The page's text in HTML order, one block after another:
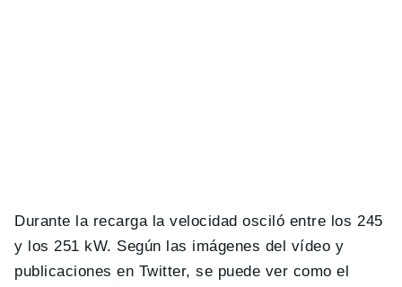
Durante la recarga la velocidad osciló entre los 245
y los 251 kW. Según las imágenes del vídeo y
publicaciones en Twitter, se puede ver como el